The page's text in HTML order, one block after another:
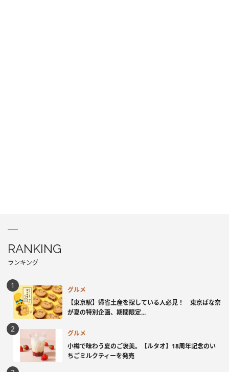
RANKING
ランキング
グルメ
【東京駅】帰省土産を探している人必見！ 東京ばな奈
が夏の特別企画、期間限定...
グルメ
小樽で味わう夏のご褒美。【ルタオ】18周年記念のい
ちごミルクティーを発売